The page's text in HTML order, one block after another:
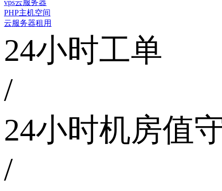
vps云服务器
PHP主机空间
云服务器租用
24小时工单
/
24小时机房值
/